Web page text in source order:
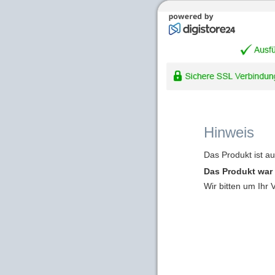
Hinweis
Das Produkt ist
Das Produkt
Wir bitten um Ihr